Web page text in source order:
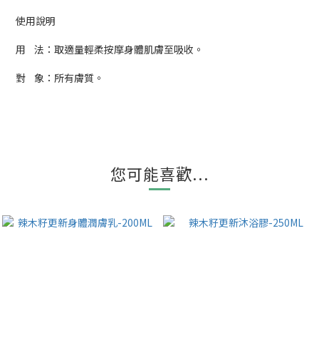
使用說明
用 法：取適量輕柔按摩身體肌膚至吸收。
對 象：所有膚質。
您可能喜歡...